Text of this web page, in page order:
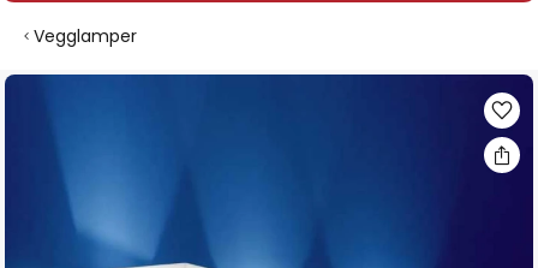
Vegglamper
Gå
bildegalleri